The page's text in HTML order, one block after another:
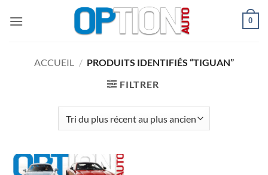
0
ACCUEIL / PRODUITS IDENTIFIÉS “TIGUAN”
FILTRER